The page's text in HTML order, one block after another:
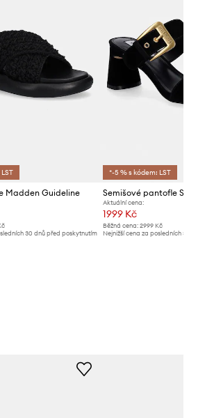
Madden Guideline
30 dnů před poskytnutím
*-5 % s kódem: LST
Aktuální cena:
1999 Kč
Běžná cena: 2999 Kč
Nejnižší cena za posledních 30 dnů